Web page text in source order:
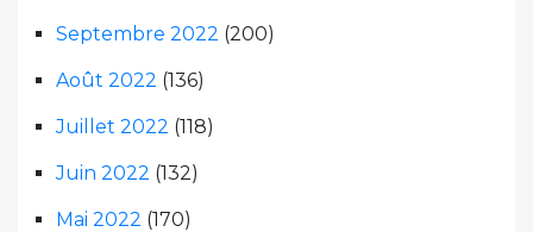
Septembre 2022 (200)
Août 2022 (136)
Juillet 2022 (118)
Juin 2022 (132)
Mai 2022 (170)